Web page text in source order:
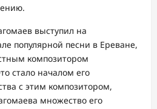
выступил на
популярной песни в Ереване,
композитором
стало началом его
с этим композитором,
множество его